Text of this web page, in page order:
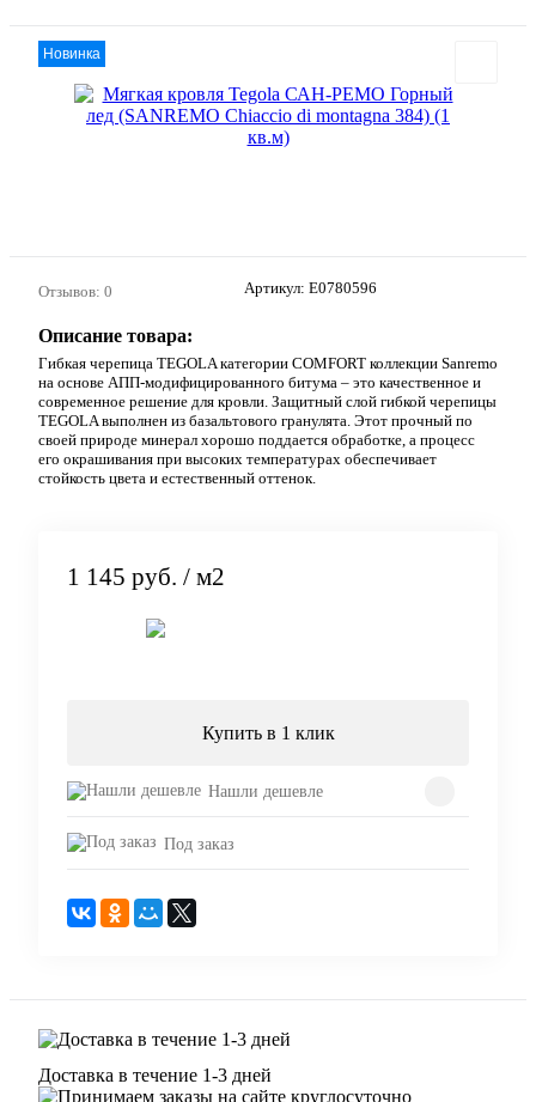
Новинка
Отзывов: 0 Артикул: E0780596
Описание товара:
Гибкая черепица TEGOLA категории COMFORT коллекции Sanremo
на основе АПП-модифицированного битума – это качественное и
современное решение для кровли. Защитный слой гибкой черепицы
TEGOLA выполнен из базальтового гранулята. Этот прочный по
своей природе минерал хорошо поддается обработке, а процесс
его окрашивания при высоких температурах обеспечивает
стойкость цвета и естественный оттенок.
1 145 руб. / м2
Купить в 1 клик
Нашли дешевле
Под заказ
Доставка в течение 1-3 дней